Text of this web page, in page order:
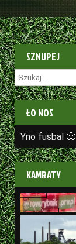
SZNUPEJ
Szukaj:
ŁO NOS
Yno fusbal 🙂
KAMRATY